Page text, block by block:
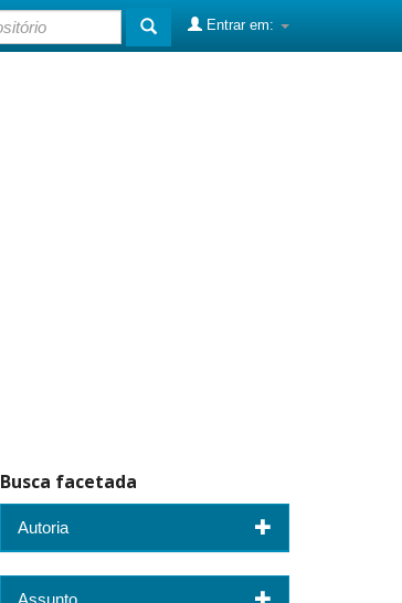
Entrar em:
Busca facetada
Autoria
Assunto